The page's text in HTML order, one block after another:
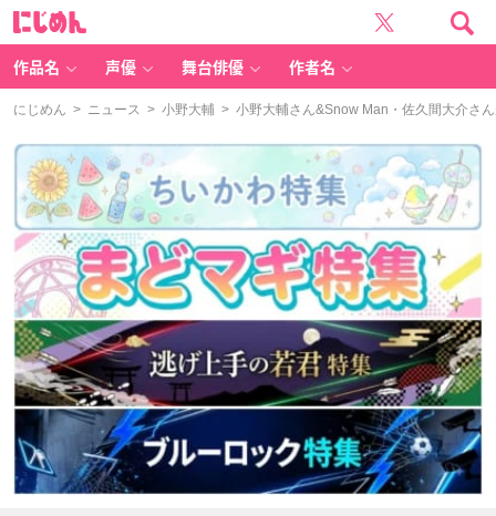
作品名 声優 舞台俳優 作者名
にじめん > ニュース > 小野大輔 > 小野大輔さん&Snow Man・佐久間大介さ